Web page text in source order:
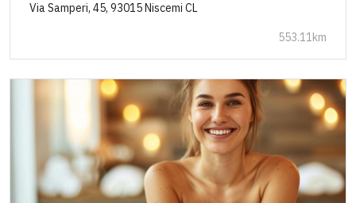
Via Samperi, 45, 93015 Niscemi CL
553.11km